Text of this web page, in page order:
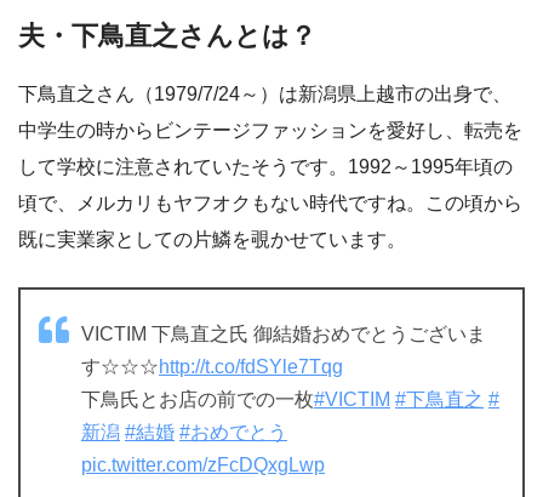
夫・下鳥直之さんとは？
下鳥直之さん（1979/7/24～）は新潟県上越市の出身で、
中学生の時からビンテージファッションを愛好し、転売を
して学校に注意されていたそうです。1992～1995年頃の
頃で、メルカリもヤフオクもない時代ですね。この頃から
既に実業家としての片鱗を覗かせています。
VICTIM 下鳥直之氏 御結婚おめでとうございま
す☆☆☆http://t.co/fdSYle7Tqg
下鳥氏とお店の前での一枚#VICTIM #下鳥直之 #
新潟 #結婚 #おめでとう
pic.twitter.com/zFcDQxgLwp